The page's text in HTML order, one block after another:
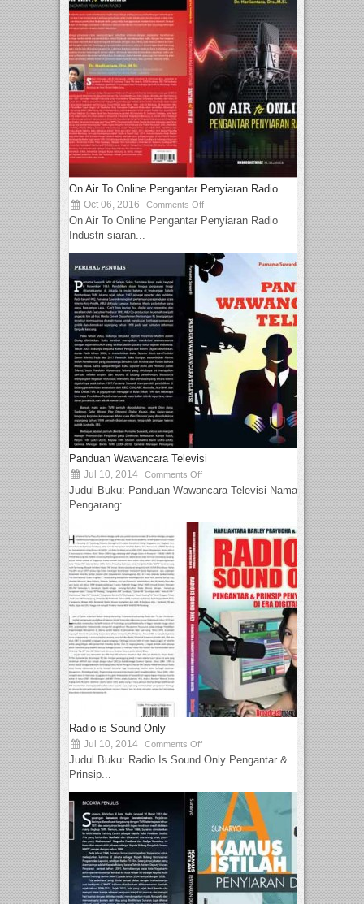
On Air To Online Pengantar Penyiaran Radio
Oct 06, 2016 Comments Off
On Air To Online Pengantar Penyiaran Radio
Industri siaran...
Panduan Wawancara Televisi
Jul 10, 2014 Comments Off
Judul Buku: Panduan Wawancara Televisi Nama
Pengarang:...
Radio is Sound Only
Jul 10, 2014 Comments Off
Judul Buku: Radio Is Sound Only Pengantar &
Prinsip...